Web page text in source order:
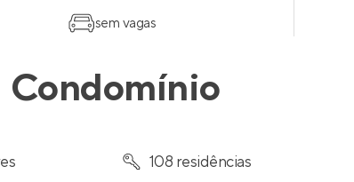
sem vagas
Condomínio
108 residências